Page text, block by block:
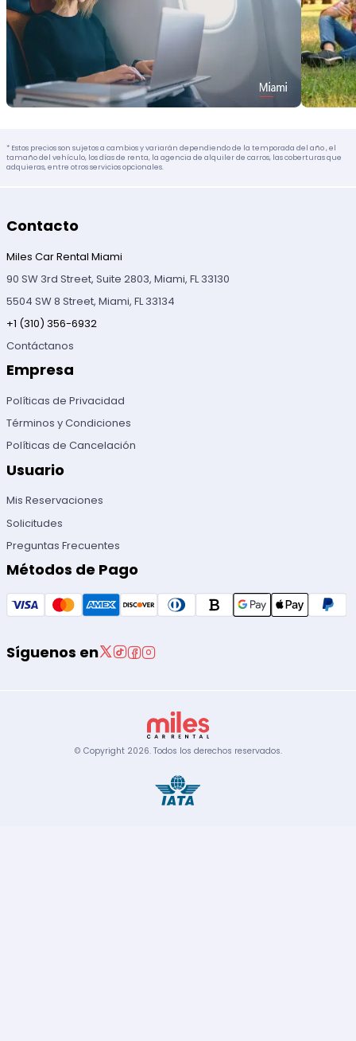
* Estos precios son sujetos a cambios y variarán dependiendo de la temporada del año , el
tamaño del vehículo, los días de renta, la agencia de alquiler de carros, las coberturas que
adquieras, entre otros servicios opcionales.
Contacto
Miles Car Rental Miami
90 SW 3rd Street, Suite 2803, Miami, FL 33130
5504 SW 8 Street, Miami, FL 33134
+1 (310) 356-6932
Contáctanos
Empresa
Políticas de Privacidad
Términos y Condiciones
Políticas de Cancelación
Usuario
Mis Reservaciones
Solicitudes
Preguntas Frecuentes
Métodos de Pago
Síguenos en
© Copyright 2026. Todos los derechos reservados.